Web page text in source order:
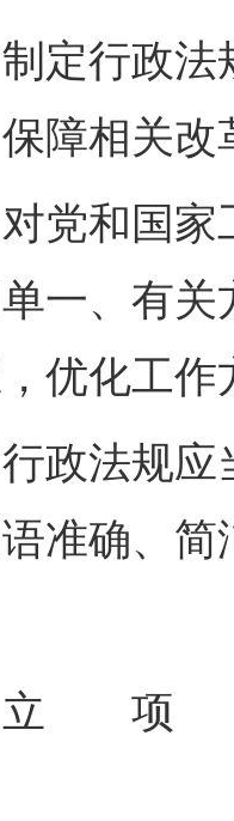
行政法规
障相关改
和国家工
一、有
优化工
法规应当
准确、
项